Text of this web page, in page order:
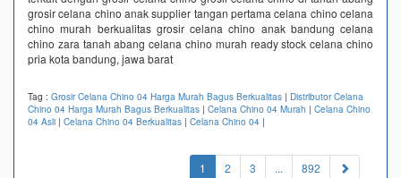
grosir celana chino anak supplier tangan pertama celana chino celana
chino murah berkualitas grosir celana chino anak bandung celana
chino zara tanah abang celana chino murah ready stock celana chino
pria kota bandung, jawa barat
Tag : Grosir Celana Chino 04 Harga Murah Bagus Berkualitas | Distributor Celana
Chino 04 Harga Murah Bagus Berkualitas | Celana Chino 04 Murah | Celana Chino
04 Asli | Celana Chino 04 Berkualitas | Celana Chino 04 |
1 (current)
2 3 ... 892